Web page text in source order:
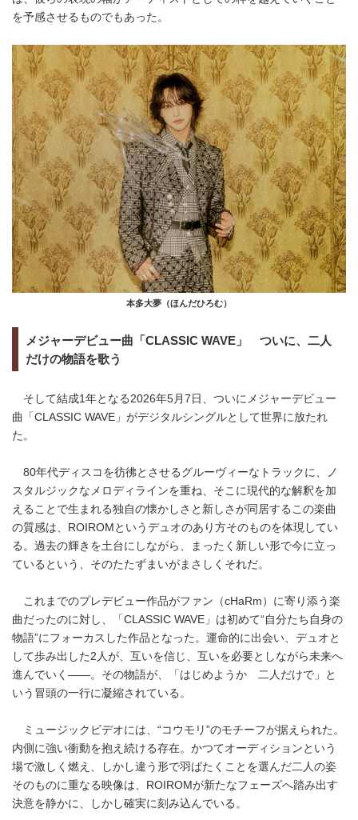
を予感させるものでもあった。
本多大夢（ほんだひろむ）
メジャーデビュー曲「CLASSIC WAVE」 ついに、二人
だけの物語を歌う
そして結成1年となる2026年5月7日、ついにメジャーデビュー
曲「CLASSIC WAVE」がデジタルシングルとして世界に放たれ
た。
80年代ディスコを彷彿とさせるグルーヴィーなトラックに、ノ
スタルジックなメロディラインを重ね、そこに現代的な解釈を加
えることで生まれる独自の懐かしさと新しさが同居するこの楽曲
の質感は、ROIROMというデュオのあり方そのものを体現してい
る。過去の輝きを土台にしながら、まったく新しい形で今に立っ
ているという、そのたたずまいがまさしくそれだ。
これまでのプレデビュー作品がファン（cHaRm）に寄り添う楽
曲だったのに対し、「CLASSIC WAVE」は初めて“自分たち自身の
物語”にフォーカスした作品となった。運命的に出会い、デュオと
して歩み出した2人が、互いを信じ、互いを必要としながら未来へ
進んでいく――。その物語が、「はじめようか 二人だけで」と
いう冒頭の一行に凝縮されている。
ミュージックビデオには、“コウモリ”のモチーフが据えられた。
内側に強い衝動を抱え続ける存在。かつてオーディションという
場で激しく燃え、しかし違う形で羽ばたくことを選んだ二人の姿
そのものに重なる映像は、ROIROMが新たなフェーズへ踏み出す
決意を静かに、しかし確実に刻み込んでいる。